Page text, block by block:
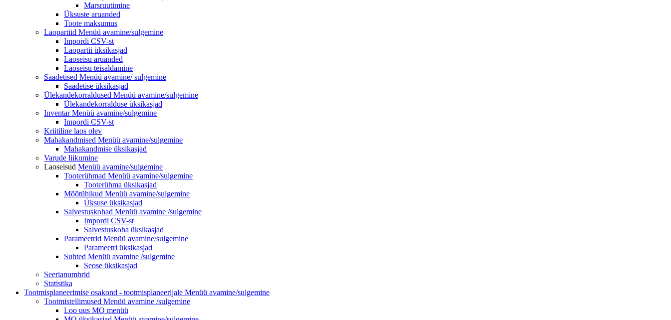
Marsruutimine
Üksuste aruanded
Toote maksumus
Laopartiid Menüü avamine/sulgemine
Impordi CSV-st
Laopartii üksikasjad
Laoseisu aruanded
Laoseisu teisaldamine
Saadetised Menüü avamine/sulgemine
Saadetise üksikasjad
Ülekandekorraldused Menüü avamine/sulgemine
Ülekandekorralduse üksikasjad
InventarMenüü avamine/sulgemine
Impordi CSV-st
Kriitiline laos olev
Mahakandmised Menüü avamine/sulgemine
Mahakandmise üksikasjad
Varude liikumine
Laoseisud Menüü avamine/sulgemine
Tooterühmad Menüü avamine/sulgemine
Tooterühma üksikasjad
Mõõtühikud Menüü avamine/sulgemine
Üksuse üksikasjad
Salvestuskohad Menüü avamine /sulgemine
Impordi CSV-st
Salvestuskoha üksikasjad
Parameetrid Menüü avamine/sulgemine
Parameetri üksikasjad
Suhted Menüü avamine /sulgemine
Seose üksikasjad
Seerianumbrid
Statistika
Tootmisplaneerimise osakond - tootmisplaneerijale Menüü avamine/sulgemine
Tootmistellimused Menüü avamine /sulgemine
Loo uus MO menüü